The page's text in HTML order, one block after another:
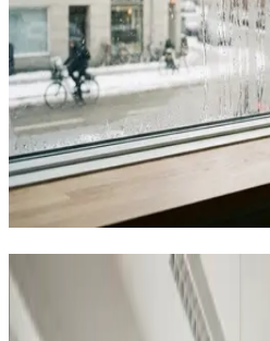
Sådan hjælper vi
Vojens